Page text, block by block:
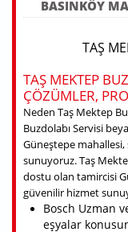
BASINKÖY
TAŞ
TAŞ MEKTEP
ÇÖZÜMLER,
Neden Taş Mektep
Buzdolabı Servisi
Güneştepe
sunuyoruz. Taş
dostu olan tamircisi
güvenilir hizmet
Bosch Uzman
eşyalar